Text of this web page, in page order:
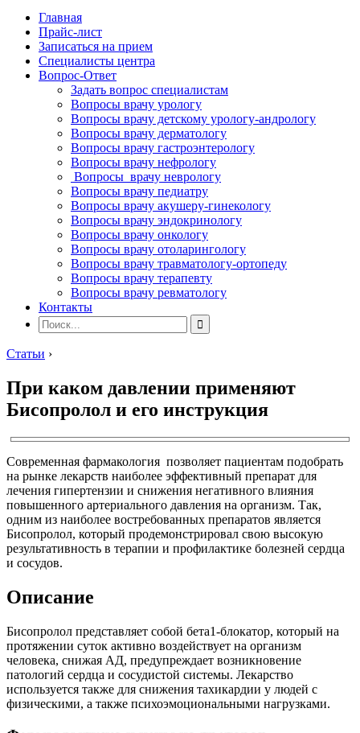
Главная
Прайс-лист
Записаться на прием
Специалисты центра
Вопрос-Ответ
Задать вопрос специалистам
Вопросы врачу урологу
Вопросы врачу детскому урологу-андрологу
Вопросы врачу дерматологу
Вопросы врачу гастроэнтерологу
Вопросы врачу нефрологу
Вопросы врачу неврологу
Вопросы врачу педиатру
Вопросы врачу акушеру-гинекологу
Вопросы врачу эндокринологу
Вопросы врачу онкологу
Вопросы врачу отоларингологу
Вопросы врачу травматологу-ортопеду
Вопросы врачу терапевту
Вопросы врачу ревматологу
Контакты
Статьи ›
При каком давлении применяют
Бисопролол и его инструкция
Современная фармакология позволяет пациентам подобрать
на рынке лекарств наиболее эффективный препарат для
лечения гипертензии и снижения негативного влияния
повышенного артериального давления на организм. Так,
одним из наиболее востребованных препаратов является
Бисопролол, который продемонстрировал свою высокую
результативность в терапии и профилактике болезней сердца
и сосудов.
Описание
Бисопролол представляет собой бета1-блокатор, который на
протяжении суток активно воздействует на организм
человека, снижая АД, предупреждает возникновение
патологий сердца и сосудистой системы. Лекарство
используется также для снижения тахикардии у людей с
физическими, а также психоэмоциональными нагрузками.